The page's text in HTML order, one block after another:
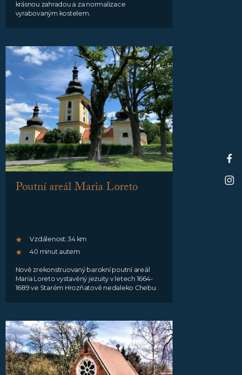
krásnou zahradou a za normalizace
vyrabovaným kostelem.
Poutní areál Maria Loreto
Vzdálenost: 34 km
40 minut autem
Nově zrekonstruovaný barokní poutní areál
Maria Loreto vystavěný jezuity v letech 1664-
1689 ve Starém Hrozňatově nedaleko Chebu.